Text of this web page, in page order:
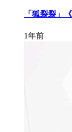
「狐裂裂」
1年前